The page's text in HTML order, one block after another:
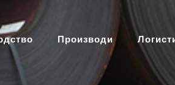
Производи